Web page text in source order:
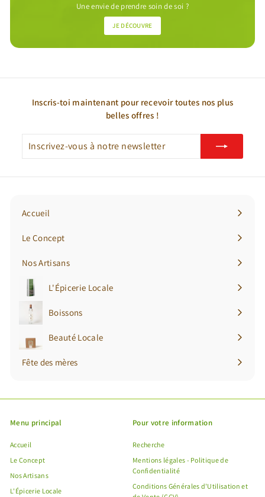
Une envie de prendre soin de soi ?
JE DÉCOUVRE
Inscris-toi maintenant pour recevoir toutes nos plus
belles offres !
vous
notre
Accueil
Le Concept
Nos Artisans
L'Épicerie Locale
Ouvrir
menu
Boissons
Ouvrir
menu
Beauté Locale
Ouvrir
menu
Fête des mères
Menu principal
Accueil
Le Concept
Nos Artisans
L'Épicerie Locale
Pour votre information
Recherche
Mentions légales - Politique de
Confidentialité
Conditions Générales d'Utilisation et